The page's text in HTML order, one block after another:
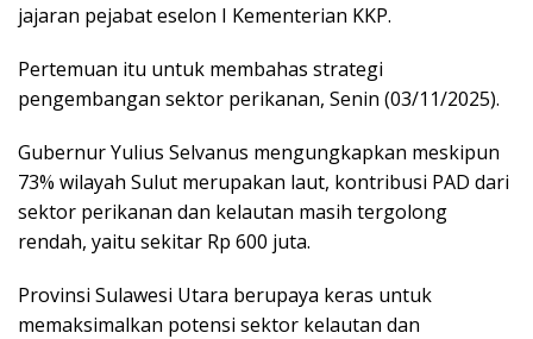
jajaran pejabat eselon I Kementerian KKP.
Pertemuan itu untuk membahas strategi
pengembangan sektor perikanan, Senin (03/11/2025).
Gubernur Yulius Selvanus mengungkapkan meskipun
73% wilayah Sulut merupakan laut, kontribusi PAD dari
sektor perikanan dan kelautan masih tergolong
rendah, yaitu sekitar Rp 600 juta.
Provinsi Sulawesi Utara berupaya keras untuk
memaksimalkan potensi sektor kelautan dan